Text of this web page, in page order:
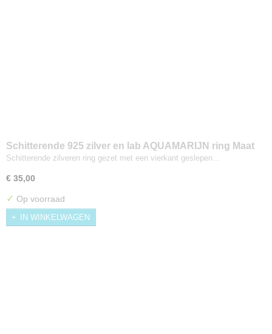
Schitterende 925 zilver en lab AQUAMARIJN ring Maat
17,5
Schitterende zilveren ring gezet met een vierkant geslepen…
€ 35,00
✓ Op voorraad
IN WINKELWAGEN